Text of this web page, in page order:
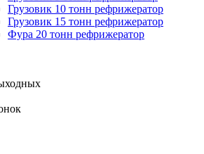
Грузовик 10 тонн рефрижератор
Грузовик 15 тонн рефрижератор
Фура 20 тонн рефрижератор